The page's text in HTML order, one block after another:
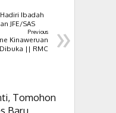
Ibadah
JFE/SAS
»
Previous
Kinaweruan
|| RMC
Tomohon